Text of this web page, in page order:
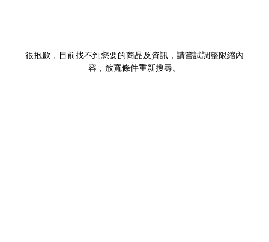
很抱歉，目前找不到您要的商品及資訊，請嘗試調整限縮內
容，放寬條件重新搜尋。